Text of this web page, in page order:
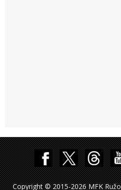
Copyright © 2015-2026 MFK